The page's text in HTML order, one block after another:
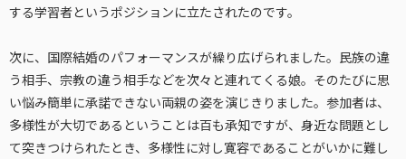
する学習者というポジションに立たされたのです。
次に、国際結婚のパフォーマンスが繰り広げられました。民族の違
う相手、宗教の違う相手などを次々と連れてくる娘。そのたびに思
い悩み簡単に承諾できない両親の姿を演じきりました。参加者は、
多様性が大切であるということは百も承知ですが、身近な問題とし
て突きつけられたとき、多様性に対し寛容であることがいかに難し